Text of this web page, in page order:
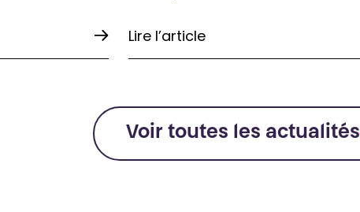
Lire l’article
Voir toutes les actualités